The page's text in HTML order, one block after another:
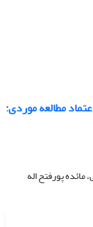
مطالعه موردی:
پورفتح اله